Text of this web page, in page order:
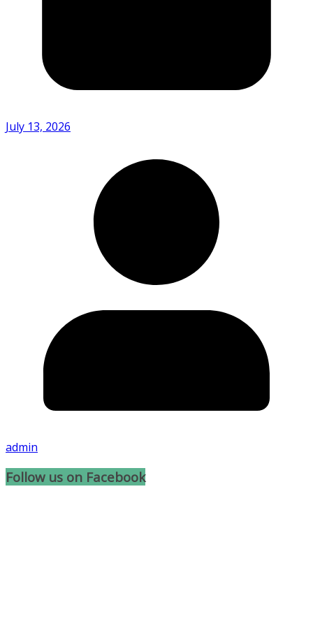
July 13, 2026
admin
Follow us on Facebook